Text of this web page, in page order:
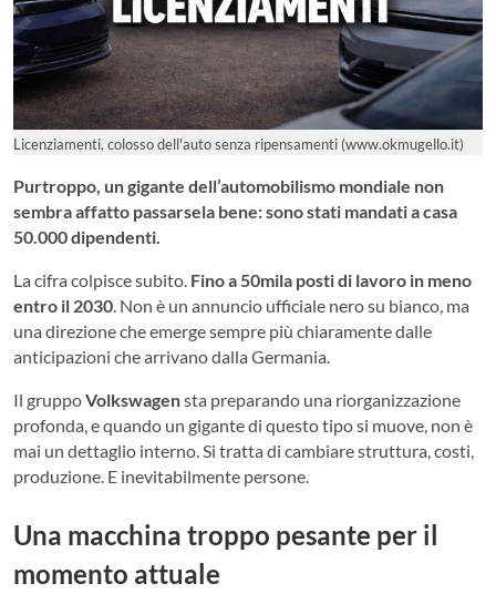
Licenziamenti, colosso dell'auto senza ripensamenti (www.okmugello.it)
Purtroppo, un gigante dell’automobilismo mondiale non
sembra affatto passarsela bene: sono stati mandati a casa
50.000 dipendenti.
La cifra colpisce subito. Fino a 50mila posti di lavoro in meno
entro il 2030 . Non è un annuncio ufficiale nero su bianco, ma
una direzione che emerge sempre più chiaramente dalle
anticipazioni che arrivano dalla Germania.
Il gruppoVolkswagensta preparando una riorganizzazione
profonda, e quando un gigante di questo tipo si muove, non è
mai un dettaglio interno. Si tratta di cambiare struttura, costi,
produzione. E inevitabilmente persone.
Una macchina troppo pesante per il
momento attuale